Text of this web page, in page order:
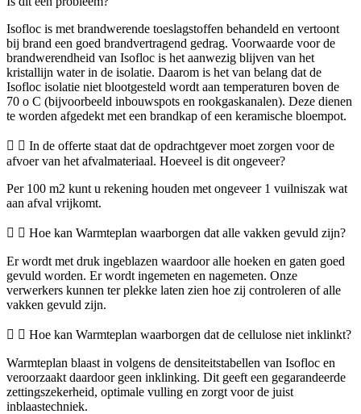
Isofloc is met brandwerende toeslagstoffen behandeld en vertoont
bij brand een goed brandvertragend gedrag. Voorwaarde voor de
brandwerendheid van Isofloc is het aanwezig blijven van het
kristallijn water in de isolatie. Daarom is het van belang dat de
Isofloc isolatie niet blootgesteld wordt aan temperaturen boven de
70 o C (bijvoorbeeld inbouwspots en rookgaskanalen). Deze dienen
te worden afgedekt met een brandkap of een keramische bloempot.
In de offerte staat dat de opdrachtgever moet zorgen voor de
afvoer van het afvalmateriaal. Hoeveel is dit ongeveer?
Per 100 m2 kunt u rekening houden met ongeveer 1 vuilniszak wat
aan afval vrijkomt.
Hoe kan Warmteplan waarborgen dat alle vakken gevuld zijn?
Er wordt met druk ingeblazen waardoor alle hoeken en gaten goed
gevuld worden. Er wordt ingemeten en nagemeten. Onze
verwerkers kunnen ter plekke laten zien hoe zij controleren of alle
vakken gevuld zijn.
Hoe kan Warmteplan waarborgen dat de cellulose niet inklinkt?
Warmteplan blaast in volgens de densiteitstabellen van Isofloc en
veroorzaakt daardoor geen inklinking. Dit geeft een gegarandeerde
zettingszekerheid, optimale vulling en zorgt voor de juist
inblaastechniek.